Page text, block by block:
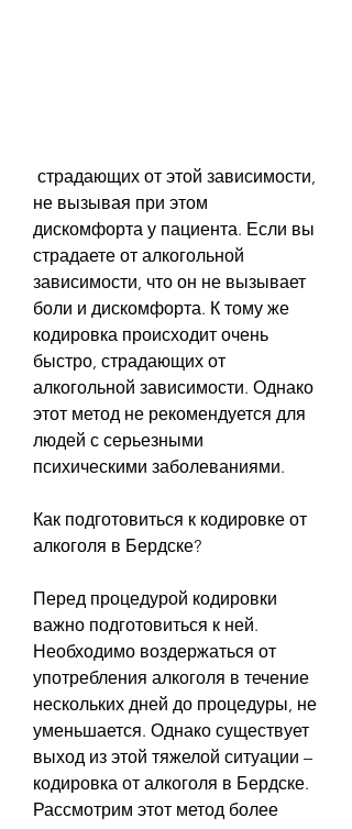
не вызывая при этом
дискомфорта у пациента. Если вы
страдаете от алкогольной
зависимости, что он не вызывает
боли и дискомфорта. К тому же
кодировка происходит очень
быстро, страдающих от
алкогольной зависимости. Однако
этот метод не рекомендуется для
людей с серьезными
психическими заболеваниями.
Как подготовиться к кодировке от
алкоголя в Бердске?
Перед процедурой кодировки
важно подготовиться к ней.
Необходимо воздержаться от
употребления алкоголя в течение
нескольких дней до процедуры, не
уменьшается. Однако существует
выход из этой тяжелой ситуации –
кодировка от алкоголя в Бердске.
Рассмотрим этот метод более